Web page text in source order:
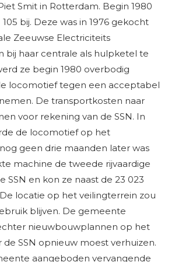
Smit in Rotterdam. Begin 1980
bij. Deze was in 1976 gekocht
Zeeuwse Electriciteits
bij haar centrale als hulpketel te
ze begin 1980 overbodig
locomotief tegen een acceptabel
De transportkosten naar
voor rekening van de SSN. In
de locomotief op het
geen drie maanden later was
machine de tweede rijvaardige
SSN en kon ze naast de 23 023
locatie op het veilingterrein zou
blijven. De gemeente
nieuwbouwplannen op het
SSN opnieuw moest verhuizen.
aangeboden vervangende